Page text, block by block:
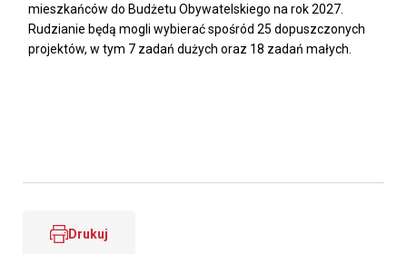
mieszkańców do Budżetu Obywatelskiego na rok 2027.
Rudzianie będą mogli wybierać spośród 25 dopuszczonych
projektów, w tym 7 zadań dużych oraz 18 zadań małych.
Drukuj